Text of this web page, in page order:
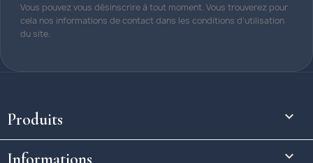
Vous pouvez vous désinscrire à tout moment. Vous trouverez pour
cela nos informations de contact dans les conditions d'utilisation
du site.
Produits 
Informations 